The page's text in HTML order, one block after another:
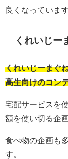
良くなっています
くれいじー
くれいじーまぐ
高生向けのコン
宅配サービスを
額を使い切る企
食べ物の企画も
す。